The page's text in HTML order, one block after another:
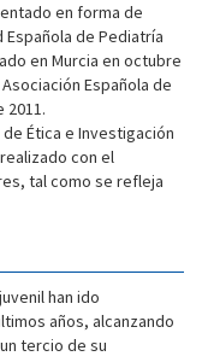
en forma de
de Pediatría
en Murcia en octubre
Española de
2011.
Ética e Investigación
con el
tal como se refleja
han ido
años, alcanzando
tercio de su